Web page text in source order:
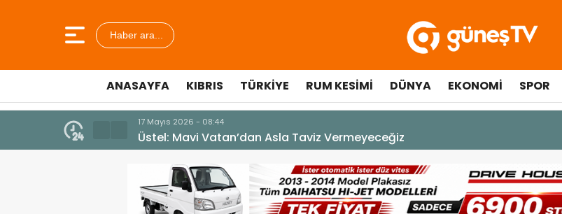
Haber ara...
ANASAYFA KIBRIS TÜRKIYE RUM KESIMI DÜNYA EKONOMI SPOR
7 Ağustos 2026 - 12:36
ÜSTEL: “ERENKÖY RUHU SONSUZA DEK YAŞAYACAK”